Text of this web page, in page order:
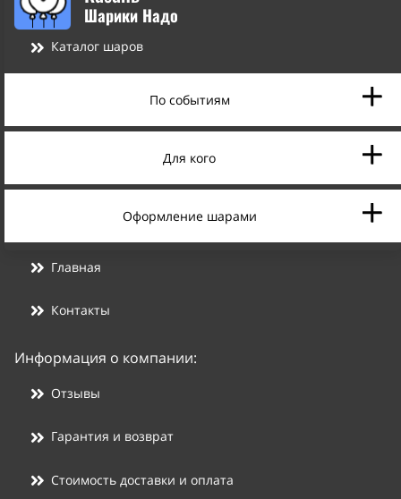
Шарики Надо
Каталог шаров
По событиям
Для кого
Оформление шарами
Главная
Контакты
Информация о компании:
Отзывы
Гарантия и возврат
Стоимость доставки и оплата